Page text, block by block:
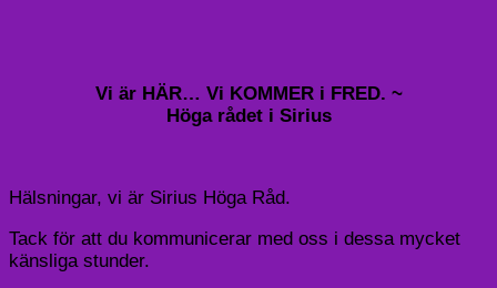
Vi är HÄR… Vi KOMMER i FRED. ~
Höga rådet i Sirius
Hälsningar, vi är Sirius Höga Råd.
Tack för att du kommunicerar med oss ​​i dessa mycket
känsliga stunder.